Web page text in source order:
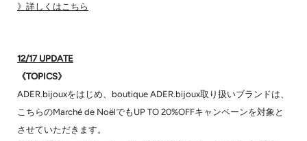
》詳しくはこちら
12/17 UPDATE
《TOPICS》
ADER.bijouxをはじめ、boutique ADER.bijoux取り扱いブランドは、
こちらのMarché de NoëlでもUP TO 20%OFFキャンペーンを対象と
させていただきます。